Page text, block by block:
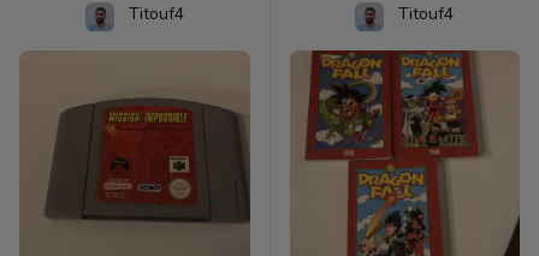
Titouf4 Titouf4